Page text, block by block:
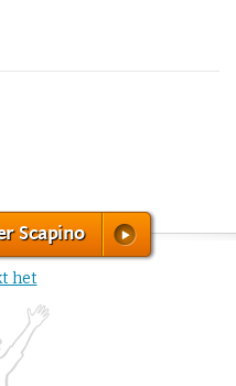
Scapino
het